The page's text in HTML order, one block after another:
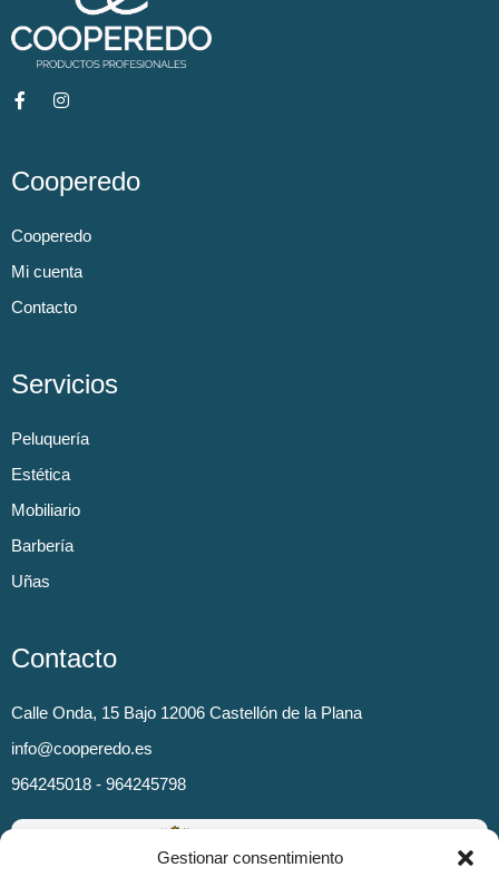
Gestionar consentimiento
Cooperedo
Cooperedo
Mi cuenta
Contacto
Servicios
Peluquería
Estética
Mobiliario
Barbería
Uñas
Contacto
Calle Onda, 15 Bajo 12006 Castellón de la Plana
info@cooperedo.es
964245018 - 964245798